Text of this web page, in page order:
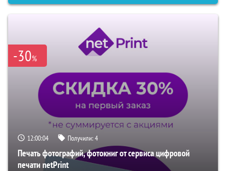
-30%
12:00:02 Получили:4
Печать фотографий, фотокниг от сервиса цифровой
печати netPrint